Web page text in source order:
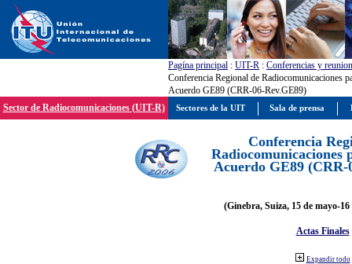
Pagína principal : UIT-R : Conferencias y
Conferencia Regional de Radiocomunicaciones
Acuerdo GE89 (CRR-06-Rev.GE89)
Sector de Radiocomunicaciones (UIT-R)
Conferencia
Radiocomunicaciones
Acuerdo GE89 (CRR-
(Ginebra, Suiza, 15 de mayo-
Actas Finales
Expandir todo
Sectores de la UIT Sala de prensa